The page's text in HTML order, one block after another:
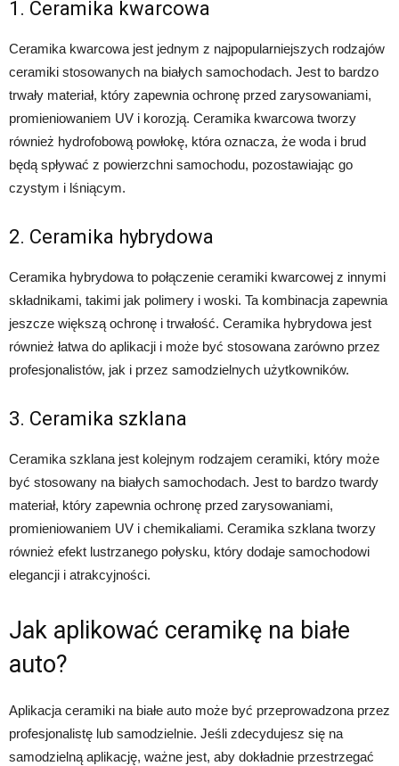
1. Ceramika kwarcowa
Ceramika kwarcowa jest jednym z najpopularniejszych rodzajów
ceramiki stosowanych na białych samochodach. Jest to bardzo
trwały materiał, który zapewnia ochronę przed zarysowaniami,
promieniowaniem UV i korozją. Ceramika kwarcowa tworzy
również hydrofobową powłokę, która oznacza, że woda i brud
będą spływać z powierzchni samochodu, pozostawiając go
czystym i lśniącym.
2. Ceramika hybrydowa
Ceramika hybrydowa to połączenie ceramiki kwarcowej z innymi
składnikami, takimi jak polimery i woski. Ta kombinacja zapewnia
jeszcze większą ochronę i trwałość. Ceramika hybrydowa jest
również łatwa do aplikacji i może być stosowana zarówno przez
profesjonalistów, jak i przez samodzielnych użytkowników.
3. Ceramika szklana
Ceramika szklana jest kolejnym rodzajem ceramiki, który może
być stosowany na białych samochodach. Jest to bardzo twardy
materiał, który zapewnia ochronę przed zarysowaniami,
promieniowaniem UV i chemikaliami. Ceramika szklana tworzy
również efekt lustrzanego połysku, który dodaje samochodowi
elegancji i atrakcyjności.
Jak aplikować ceramikę na białe
auto?
Aplikacja ceramiki na białe auto może być przeprowadzona przez
profesjonalistę lub samodzielnie. Jeśli zdecydujesz się na
samodzielną aplikację, ważne jest, aby dokładnie przestrzegać